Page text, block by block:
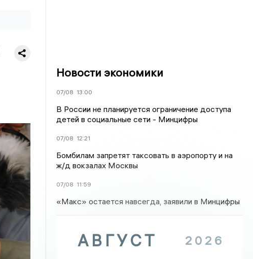
Новости экономики
07/08 13:00
В России не планируется ограничение доступа
детей в социальные сети - Минцифры
07/08 12:21
Бомбилам запретят таксовать в аэропорту и на
ж/д вокзалах Москвы
07/08 11:59
«Макс» остается навсегда, заявили в Минцифры
АВГУСТ 2026